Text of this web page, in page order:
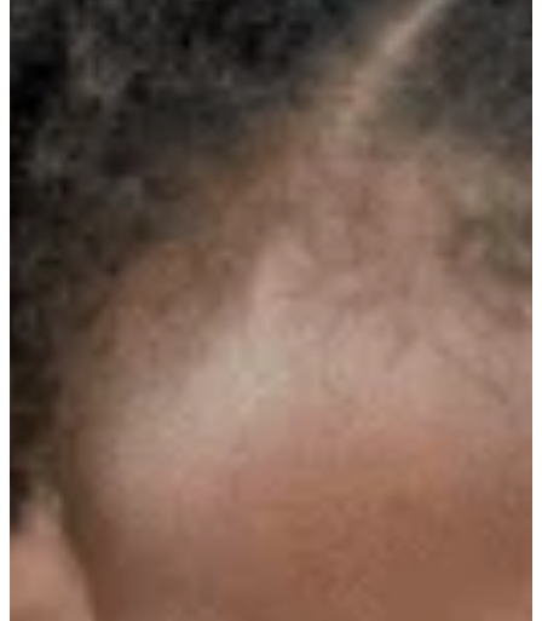
Como ler?
Na família
E-Books